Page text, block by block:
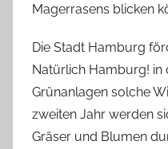
Magerrasens blicken
Die Stadt Hamburg
Natürlich Hamburg! in
Grünanlagen solche
zweiten Jahr werden
Gräser und Blumen